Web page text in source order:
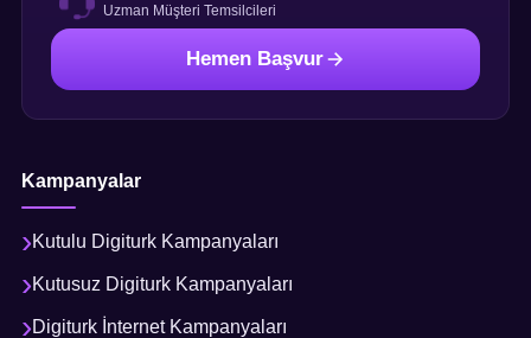
Uzman Müşteri Temsilcileri
Hemen Başvur
Kampanyalar
Kutulu Digiturk Kampanyaları
Kutusuz Digiturk Kampanyaları
Digiturk İnternet Kampanyaları